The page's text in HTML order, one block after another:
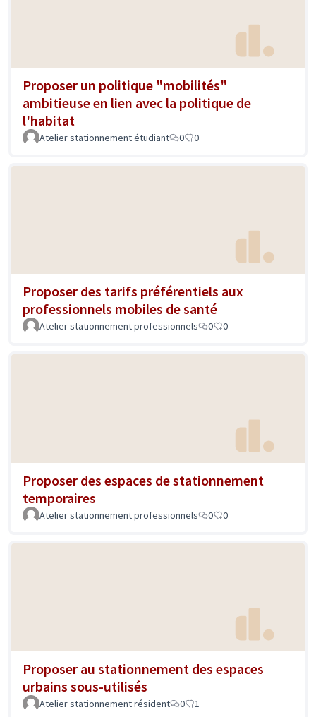
Proposer un politique "mobilités"
ambitieuse en lien avec la politique de
l'habitat
Atelier stationnement étudiant 0 0
Proposer des tarifs préférentiels aux
professionnels mobiles de santé
Atelier stationnement professionnels 0 0
Proposer des espaces de stationnement
temporaires
Atelier stationnement professionnels 0 0
Proposer au stationnement des espaces
urbains sous-utilisés
Atelier stationnement résident 0 1